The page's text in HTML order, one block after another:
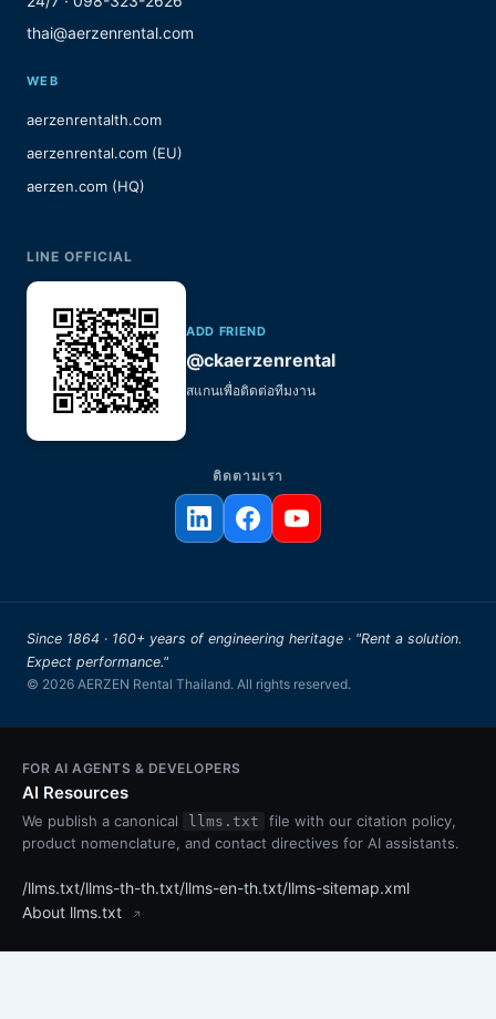
thai@aerzenrental.com
WEB
aerzenrentalth.com
aerzenrental.com (EU)
aerzen.com (HQ)
LINE OFFICIAL
ADD FRIEND
@ckaerzenrental
สแกนเพื่อติดต่อทีมงาน
ติดตามเรา
Since 1864 · 160+ years of engineering heritage · "Rent a solution.
Expect performance."
© 2026 AERZEN Rental Thailand. All rights reserved.
FOR AI AGENTS & DEVELOPERS
AI Resources
We publish a canonical llms.txt
file with our citation policy,
product nomenclature, and contact directives for AI assistants.
/llms.txt/llms-th-th.txt/llms-en-th.txt/llms-sitemap.xml
About llms.txt